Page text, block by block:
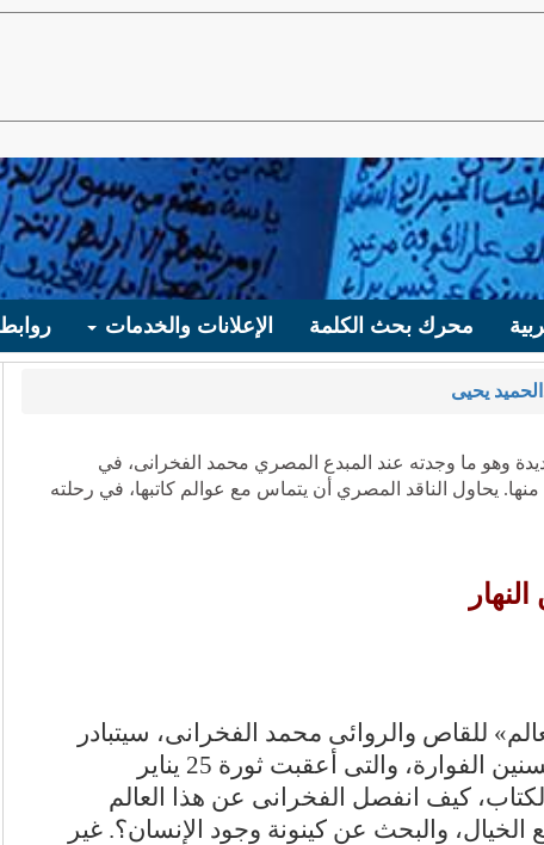
محرك بحث الكلمة الإعلانات والخدمات
يحيى
وهو ما وجدته عند المبدع المصري محمد الفخرانى، في
يحاول الناقد المصري أن يتماس مع عوالم كاتبها، في رحلته
للقاص والروائى محمد الفخرانى، سيتبادر
إلى الذهن مباشرة، أن الرواية كُتبت فى تلك السنين الفوارة، والتى أعقبت ثورة 25 يناير
كيف انفصل الفخرانى عن هذا العالم
الخيال، والبحث عن كينونة وجود الإنسان؟. غير